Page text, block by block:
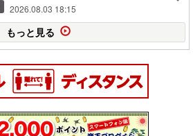
2026.08.03 18:15
もっと見る